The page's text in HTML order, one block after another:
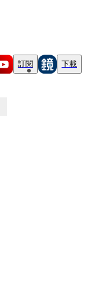
訂閱 下載